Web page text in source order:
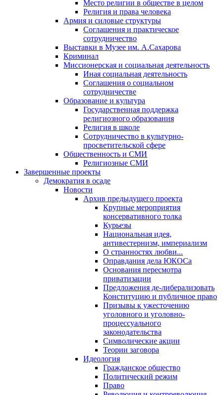
Место религии в обществе в целом
Религия и права человека
Армия и силовые структуры
Соглашения и практическое
сотрудничество
Выставки в Музее им. А.Сахарова
Криминал
Миссионерская и социальная деятельность
Иная социальная деятельность
Соглашения о социальном
сотрудничестве
Образование и культура
Государственная поддержка
религиозного образования
Религия в школе
Сотрудничество в культурно-
просветительской сфере
Общественность и СМИ
Религиозные СМИ
Завершенные проекты
Демократия в осаде
Новости
Архив предыдущего проекта
Крупные мероприятия
консервативного толка
Курьезы
Национальная идея,
антивестернизм, империализм
О странностях любви...
Оправдания дела ЮКОСа
Основания пересмотра
приватизации
Предложения де-либерализовать
Конституцию и публичное право
Призывы к ужесточению
уголовного и уголовно-
процессуального
законодательства
Символические акции
Теории заговора
Идеология
Гражданское общество
Политический режим
Право